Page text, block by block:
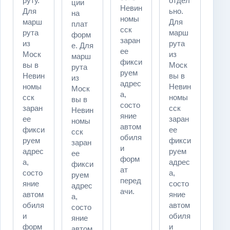
Для
марш
рута
из
Моск
вы в
Невин
номы
сск
заран
ее
фикси
руем
адрес
а,
состо
яние
автом
обиля
и
форм
ции
на
плат
форм
е. Для
марш
рута
из
Моск
вы в
Невин
номы
сск
заран
ее
фикси
руем
адрес
а,
состо
яние
Невин
номы
сск
заран
ее
фикси
руем
адрес
а,
состо
яние
автом
обиля
и
форм
ат
перед
ачи.
ьно.
Для
марш
рута
из
Моск
вы в
Невин
номы
сск
заран
ее
фикси
руем
адрес
а,
состо
яние
автом
обиля
и